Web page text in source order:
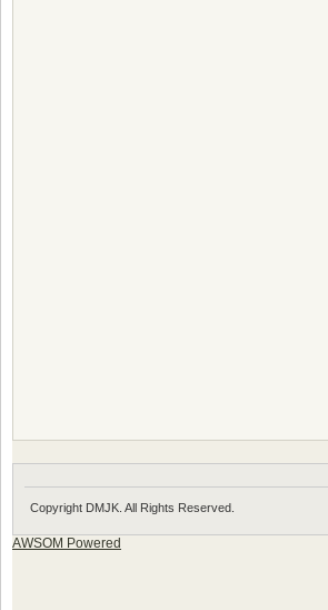
Copyright DMJK. All Rights Reserved.
AWSOM Powered